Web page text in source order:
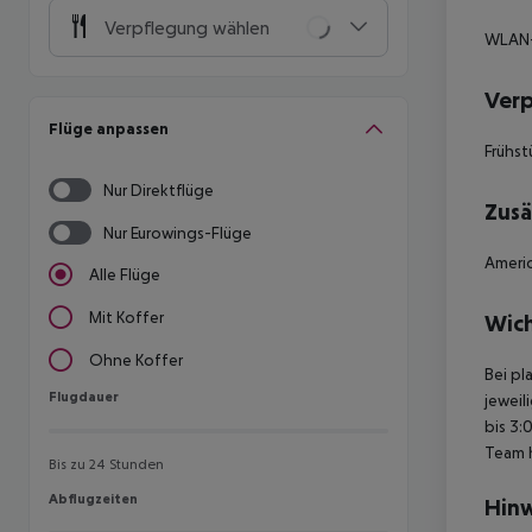
Verpflegung wählen
Flüge anpassen
Nur Direktflüge
Nur Eurowings-Flüge
Alle Flüge
Mit Koffer
Ohne Koffer
Flugdauer
Flugdauer
Bis zu 24 Stunden
Abflugzeiten
Abflugzeiten
Bei
bis
Team